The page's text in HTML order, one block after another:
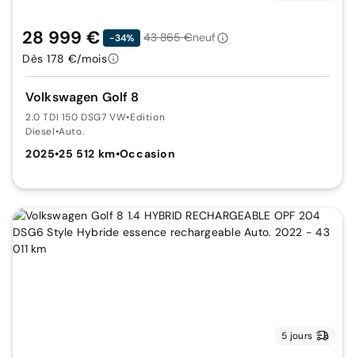
Volkswagen Golf 8
2.0 TDI 150 DSG7 VW•Edition
Diesel•Auto.
2025•25 512 km•Occasion
28 999 € -34% 43 865 €neuf
Dès 178 €/mois
5 jours